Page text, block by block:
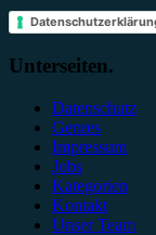
Unterseiten.
Datenschutz
Genres
Impressum
Jobs
Kategorien
Kontakt
Unser Team